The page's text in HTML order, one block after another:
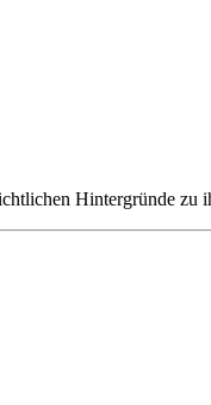
Hintergründe zu